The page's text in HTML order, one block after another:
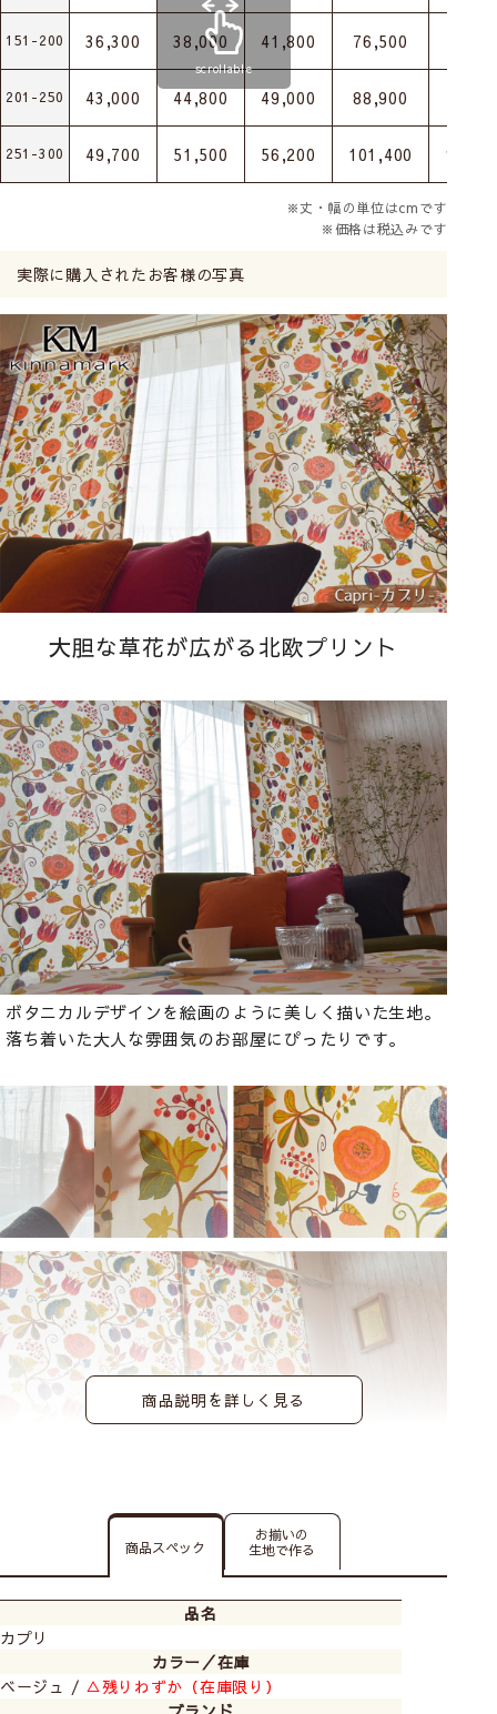
151-200 36,300 38,000 41,800 76,500
201-250 43,000 44,800 49,000 88,900
251-300 49,700 51,500 56,200 101,400
scrollable
※丈・幅の単位はcmです
※価格は税込みです
実際に購入されたお客様の写真
大胆な草花が広がる北欧プリント
ボタニカルデザインを絵画のように美しく描いた生地。
落ち着いた大人な雰囲気のお部屋にぴったりです。
商品説明を詳しく見る
商品スペック
お揃いの
生地で作る
品名
カプリ
カラー／在庫
ベージュ / △残りわずか（在庫限り）